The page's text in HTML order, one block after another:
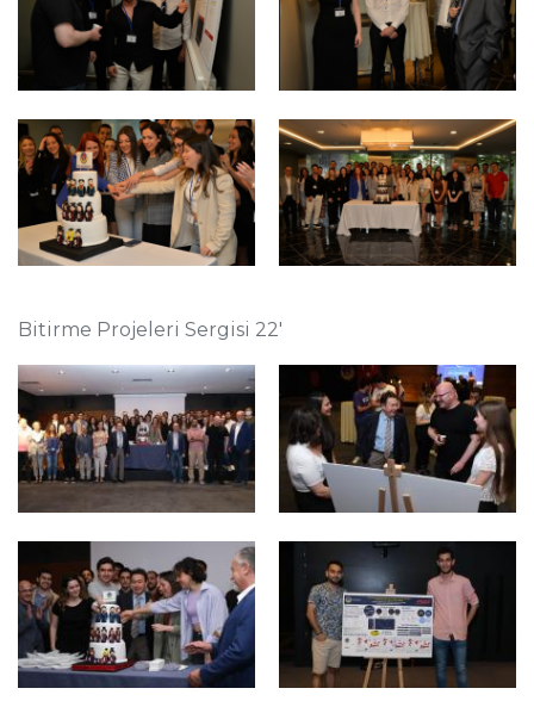
Bitirme Projeleri Sergisi 22'